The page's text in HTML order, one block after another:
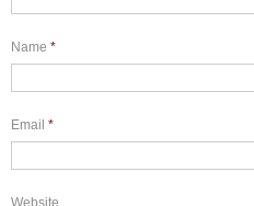
Name *
Email *
Website